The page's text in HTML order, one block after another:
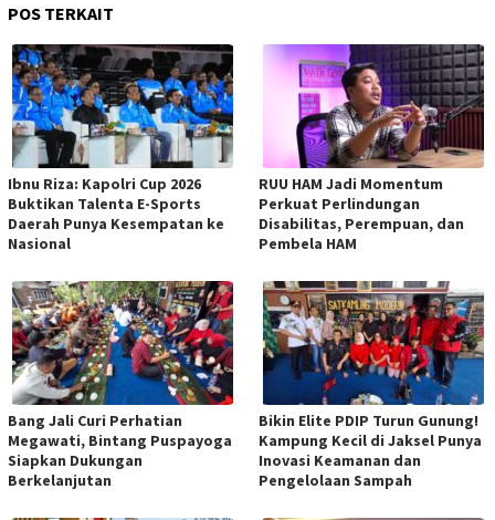
POS TERKAIT
Ibnu Riza: Kapolri Cup 2026
Buktikan Talenta E-Sports
Daerah Punya Kesempatan ke
Nasional
RUU HAM Jadi Momentum
Perkuat Perlindungan
Disabilitas, Perempuan, dan
Pembela HAM
Bang Jali Curi Perhatian
Megawati, Bintang Puspayoga
Siapkan Dukungan
Berkelanjutan
Bikin Elite PDIP Turun Gunung!
Kampung Kecil di Jaksel Punya
Inovasi Keamanan dan
Pengelolaan Sampah